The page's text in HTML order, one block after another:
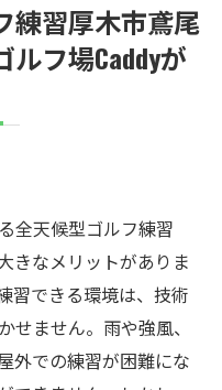
習の魅力
ルなゴルフ体験を厚
機能
密
上達
方が楽しむ
新常識
スクールCaddy天候
練習厚木市鳶尾
フ場Caddyが
全天候型ゴルフ練習
きなメリットがありま
習できる環境は、技術
せません。雨や強風、
外での練習が困難にな